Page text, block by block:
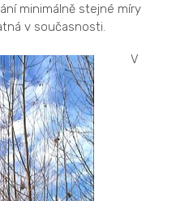
minimálně stejné míry
v současnosti.
V